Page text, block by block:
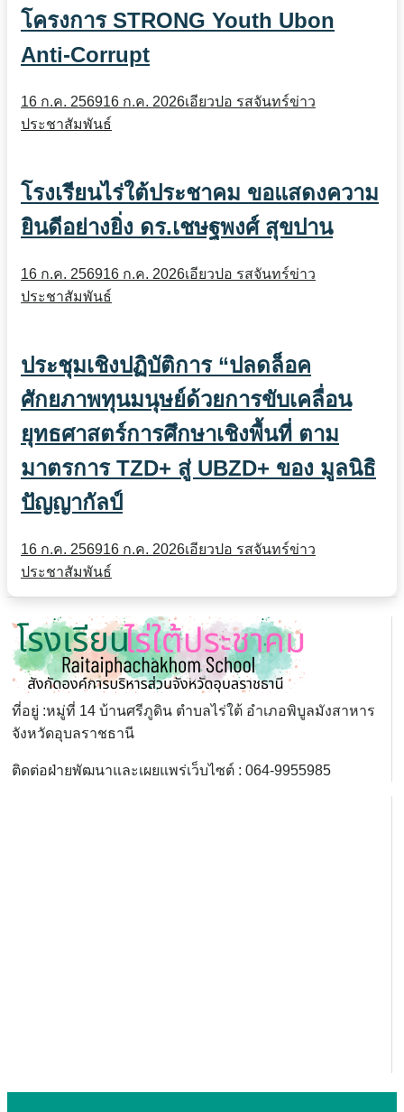
โครงการ STRONG Youth Ubon
Anti-Corrupt
16 ก.ค. 256916 ก.ค. 2026เอียวปอ รสจันทร์ข่าว
ประชาสัมพันธ์
โรงเรียนไร่ใต้ประชาคม ขอแสดงความ
ยินดีอย่างยิ่ง ดร.เชษฐพงศ์ สุขปาน
16 ก.ค. 256916 ก.ค. 2026เอียวปอ รสจันทร์ข่าว
ประชาสัมพันธ์
ประชุมเชิงปฏิบัติการ “ปลดล็อค
ศักยภาพทุนมนุษย์ด้วยการขับเคลื่อน
ยุทธศาสตร์การศึกษาเชิงพื้นที่ ตาม
มาตรการ TZD+ สู่ UBZD+ ของ มูลนิธิ
ปัญญากัลป์
16 ก.ค. 256916 ก.ค. 2026เอียวปอ รสจันทร์ข่าว
ประชาสัมพันธ์
ที่อยู่ :หมู่ที่ 14 บ้านศรีภูดิน ตำบลไร่ใต้ อำเภอพิบูลมังสาหาร
จังหวัดอุบลราชธานี
ติดต่อฝ่ายพัฒนาและเผยแพร่เว็บไซต์ : 064-9955985